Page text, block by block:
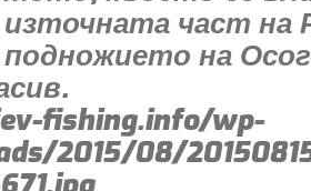
част на
на
fishing.info/wp-
2015/08/